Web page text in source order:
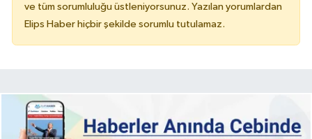
ve tüm sorumluluğu üstleniyorsunuz. Yazılan yorumlardan
Elips Haber hiçbir şekilde sorumlu tutulamaz.